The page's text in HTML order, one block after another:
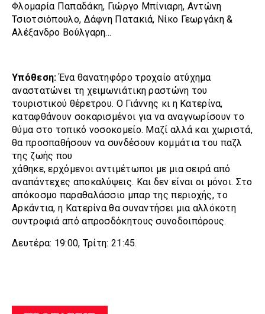
Φλομαρία Παπαδάκη, Γιώργο Μπίνιαρη, Αντώνη
Τσιοτσιόπουλο, Δάφνη Πατακιά, Νίκο Γεωργάκη &
Αλέξανδρο Βούλγαρη…
Υπόθεση:Ένα θανατηφόρο τροχαίο ατύχημα
αναστατώνει τη χειμωνιάτικη ραστώνη του
τουριστικού θέρετρου. Ο Γιάννης κι η Κατερίνα,
καταφθάνουν σοκαρισμένοι για να αναγνωρίσουν το
θύμα στο τοπικό νοσοκομείο. Μαζί αλλά και χωριστά,
θα προσπαθήσουν να συνδέσουν κομμάτια του παζλ
της ζωής που
χάθηκε, ερχόμενοι αντιμέτωποι με μια σειρά από
αναπάντεχες αποκαλύψεις. Και δεν είναι οι μόνοι. Στο
απόκοσμο παραθαλάσσιο μπαρ της περιοχής, το
Αρκάντια, η Κατερίνα θα συναντήσει μια αλλόκοτη
συντροφιά από απροσδόκητους συνοδοιπόρους.
Δευτέρα: 19:00, Τρίτη: 21:45.